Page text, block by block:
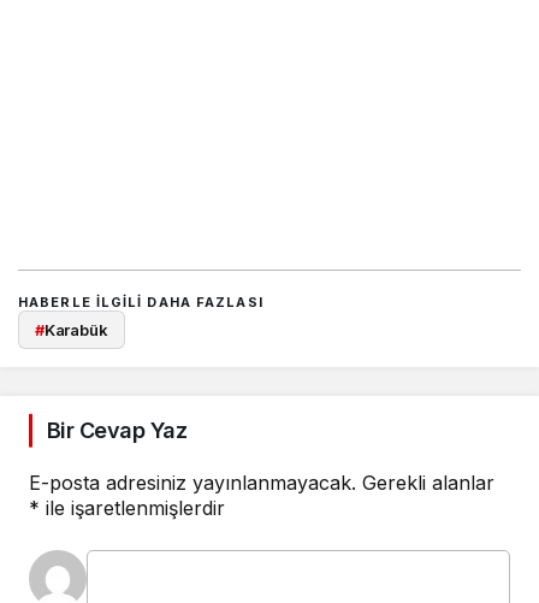
HABERLE ILGILI DAHA FAZLASI
#Karabük
Bir Cevap Yaz
E-posta adresiniz yayınlanmayacak. Gerekli alanlar
* ile işaretlenmişlerdir